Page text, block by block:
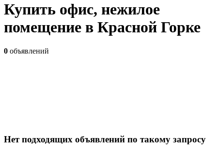
Купить офис, нежилое
помещение в Красной Горке
0 объявлений
Нет подходящих объявлений по такому запросу